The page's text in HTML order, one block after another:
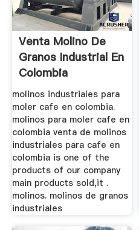
Venta Molino De
Granos Industrial En
Colombia
molinos industriales para
moler cafe en colombia.
molinos para moler cafe en
colombia venta de molinos
industriales para cafe en
colombia is one of the
products of our company
main products sold,it .
molinos. molinos de granos
industriales